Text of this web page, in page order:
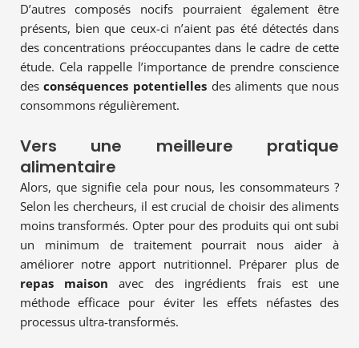
D’autres composés nocifs pourraient également être
présents, bien que ceux-ci n’aient pas été détectés dans
des concentrations préoccupantes dans le cadre de cette
étude. Cela rappelle l’importance de prendre conscience
desconséquences potentiellesdes aliments que nous
consommons régulièrement.
Vers une meilleure pratique
alimentaire
Alors, que signifie cela pour nous, les consommateurs ?
Selon les chercheurs, il est crucial de choisir des aliments
moins transformés. Opter pour des produits qui ont subi
un minimum de traitement pourrait nous aider à
améliorer notre apport nutritionnel. Préparer plus de
repas maison avec des ingrédients frais est une
méthode efficace pour éviter les effets néfastes des
processus ultra-transformés.